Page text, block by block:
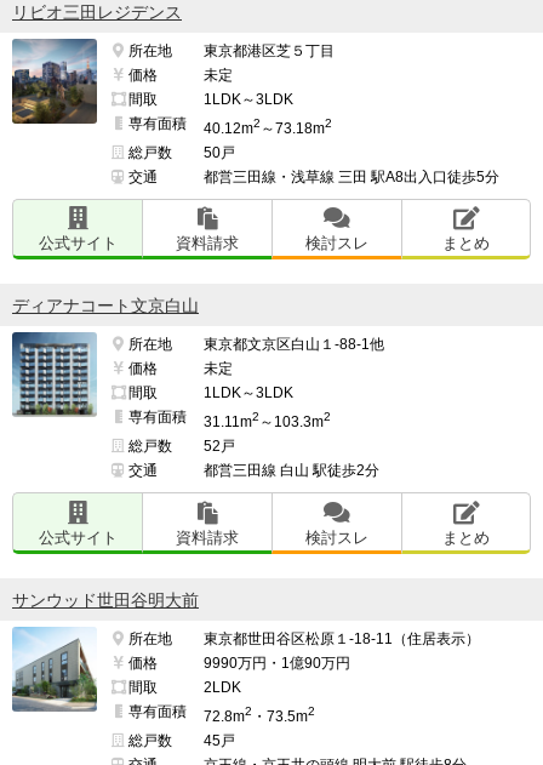
リビオ三田レジデンス
所在地
東京都港区芝５丁目
価格
未定
間取
1LDK～3LDK
専有面積
40.12m2 ～73.18m2
総戸数
50戸
交通
都営三田線・浅草線 三田 駅A8出入口徒歩5分
公式サイト 資料請求 検討スレ まとめ
ディアナコート文京白山
所在地
東京都文京区白山１-88-1他
価格
未定
間取
1LDK～3LDK
専有面積
31.11m2 ～103.3m2
総戸数
52戸
交通
都営三田線 白山 駅徒歩2分
公式サイト 資料請求 検討スレ まとめ
サンウッド世田谷明大前
所在地
東京都世田谷区松原１-18-11（住居表示）
価格
9990万円・1億90万円
間取
2LDK
専有面積
72.8m2 ・73.5m2
総戸数
45戸